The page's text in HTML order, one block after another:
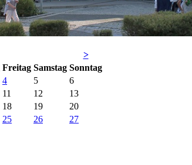
>
Freitag Samstag Sonntag
4 5
6
11 12
13
18 19
20
25 26
27